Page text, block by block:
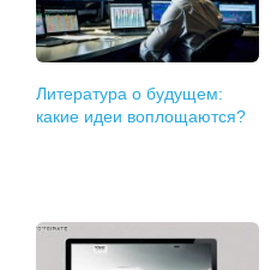
Литература о будущем:
какие идеи воплощаются?